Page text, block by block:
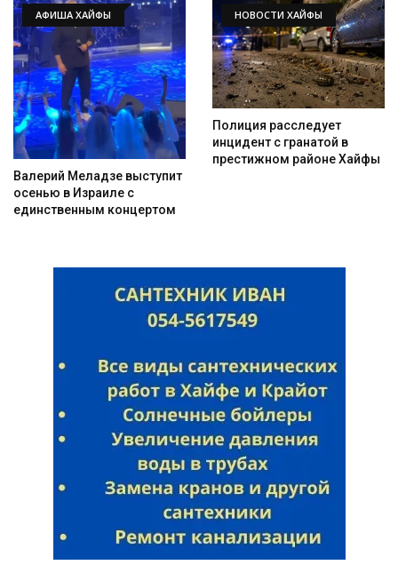
АФИША ХАЙФЫ
Валерий Меладзе выступит
осенью в Израиле с
единственным концертом
НОВОСТИ ХАЙФЫ
Полиция расследует
инцидент с гранатой в
престижном районе Хайфы